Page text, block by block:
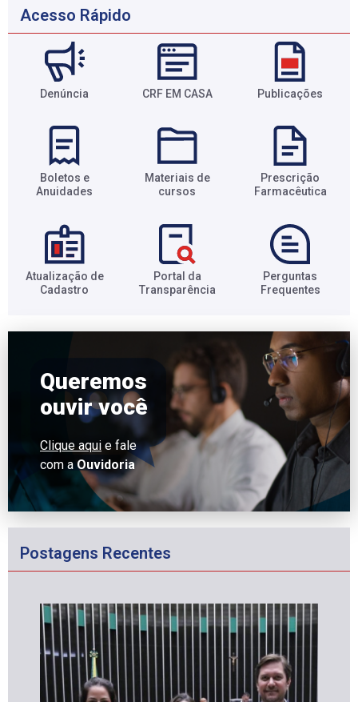
Acesso Rápido
Denúncia CRF EM CASA Publicações
Boletos e
Anuidades​
Materiais de
cursos​
Prescrição
Farmacêutica​
Atualização de
Cadastro​
Portal da
Transparência​
Perguntas
Frequentes​
Queremos
ouvir você
Clique aqui e fale
com a Ouvidoria
Postagens Recentes